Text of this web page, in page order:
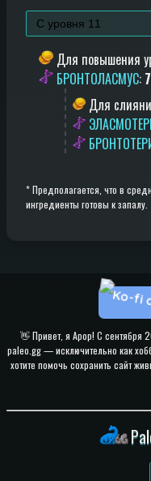
Для повышения
БРОНТОЛАСМУС:
Для
*Предполагается, что в
ингредиенты готовы к запалу.
👋 Привет, я Apop! С
paleo.gg — исключительно как
хотите помочь сохранить сайт